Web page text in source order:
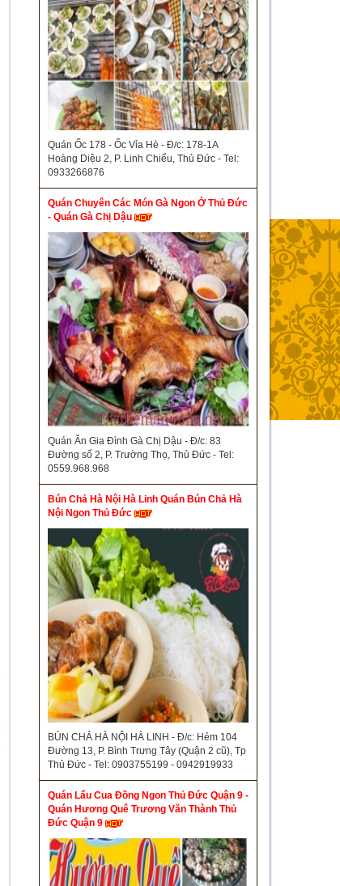
Quán Ốc 178 - Ốc Vỉa Hè - Đ/c: 178-1A
Hoàng Diệu 2, P. Linh Chiểu, Thủ Đức - Tel:
0933266876
Quán Chuyên Các Món Gà Ngon Ở Thủ Đức
- Quán Gà Chị Dậu
Quán Ăn Gia Đình Gà Chị Dậu - Đ/c: 83
Đường số 2, P. Trường Thọ, Thủ Đức - Tel:
0559.968.968
Bún Chả Hà Nội Hà Linh Quán Bún Chả Hà
Nội Ngon Thủ Đức
BÚN CHẢ HÀ NỘI HÀ LINH - Đ/c: Hẻm 104
Đường 13, P. Bình Trưng Tây (Quận 2 cũ), Tp
Thủ Đức - Tel: 0903755199 - 0942919933
Quán Lẩu Cua Đồng Ngon Thủ Đức Quận 9 -
Quán Hương Quê Trương Văn Thành Thủ
Đức Quận 9